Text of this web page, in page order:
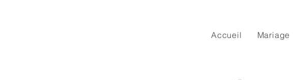
Accueil Mariage